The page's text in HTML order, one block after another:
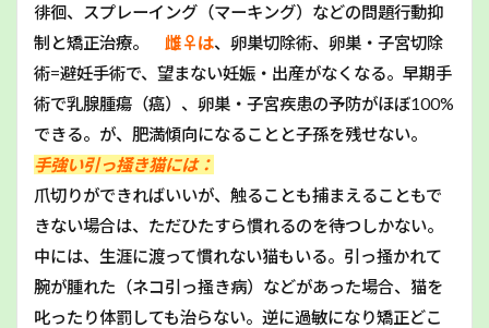
徘徊、スプレーイング（マーキング）などの問題行動抑
制と矯正治療。 雌♀は、卵巣切除術、卵巣・子宮切除
術=避妊手術で、望まない妊娠・出産がなくなる。早期手
術で乳腺腫瘍（癌）、卵巣・子宮疾患の予防がほぼ100%
できる。が、肥満傾向になることと子孫を残せない。
手強い引っ掻き猫には：
爪切りができればいいが、触ることも捕まえることもで
きない場合は、ただひたすら慣れるのを待つしかない。
中には、生涯に渡って慣れない猫もいる。引っ掻かれて
腕が腫れた（ネコ引っ掻き病）などがあった場合、猫を
叱ったり体罰しても治らない。逆に過敏になり矯正どこ